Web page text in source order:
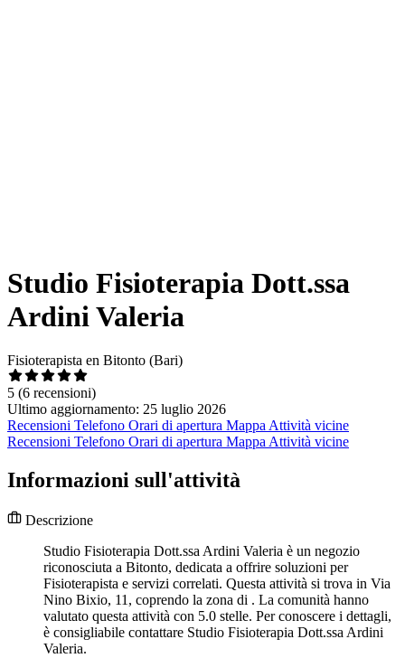
Studio Fisioterapia Dott.ssa
Ardini Valeria
Fisioterapista en Bitonto (Bari)
5 (6 recensioni)
Ultimo aggiornamento: 25 luglio 2026
Recensioni Telefono Orari di apertura Mappa Attività vicine
Recensioni Telefono Orari di apertura Mappa Attività vicine
Informazioni sull'attività
Descrizione
Studio Fisioterapia Dott.ssa Ardini Valeria è un negozio
riconosciuta a Bitonto, dedicata a offrire soluzioni per
Fisioterapista e servizi correlati. Questa attività si trova in Via
Nino Bixio, 11, coprendo la zona di . La comunità hanno
valutato questa attività con 5.0 stelle. Per conoscere i dettagli,
è consigliabile contattare Studio Fisioterapia Dott.ssa Ardini
Valeria.